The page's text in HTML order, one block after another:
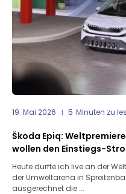
19. Mai 2026 5 Minuten zu
Škoda Epiq:
wollen den Einstiegs-
Heute durfte ich live an der
der Umweltarena in
ausgerechnet die ...